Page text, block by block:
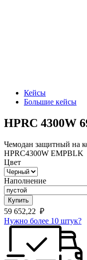
Кейсы
Большие кейсы
HPRC 4300W
Чемодан защитный на
HPRC4300W EMPBLK
Цвет
Наполнение
Купить
59 652,22 ₽
Нужно более 10 штук?